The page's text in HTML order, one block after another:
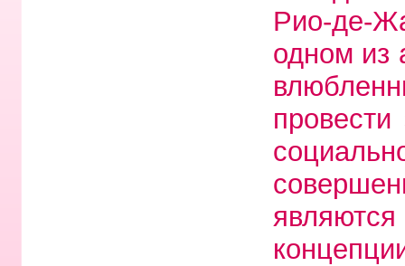
Рио-де-
одном из